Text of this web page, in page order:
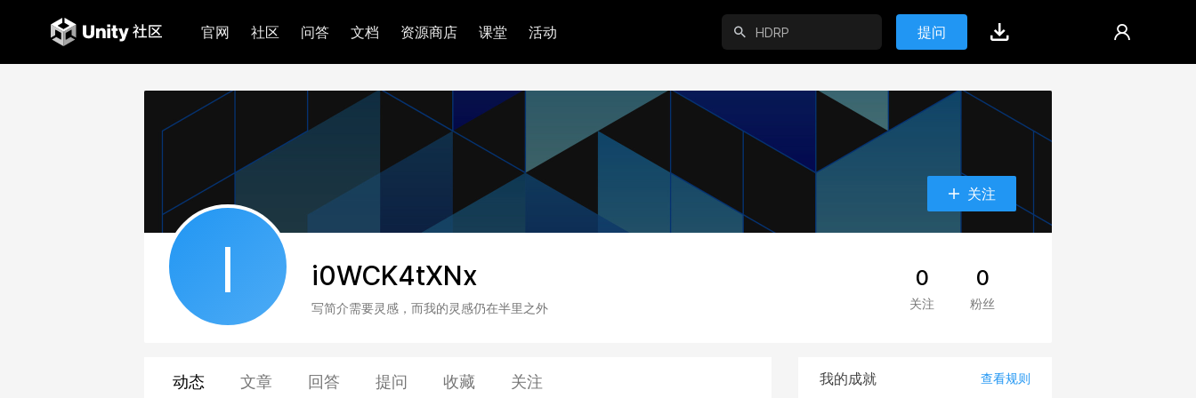
官网 社区 问答 文档 资源商店 课堂 活动 提问
关注
I i0WCK4tXNx
写简介需要灵感，而我的灵感仍在半里之外
0
关注
0
粉丝
动态 文章 回答 提问 收藏 关注 我的成就 查看规则